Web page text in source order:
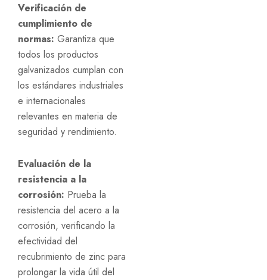
Verificación de
cumplimiento de
normas: Garantiza que
todos los productos
galvanizados cumplan con
los estándares industriales
e internacionales
relevantes en materia de
seguridad y rendimiento.
Evaluación de la
resistencia a la
corrosión: Prueba la
resistencia del acero a la
corrosión, verificando la
efectividad del
recubrimiento de zinc para
prolongar la vida útil del